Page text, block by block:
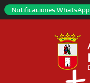
Notificaciones WhatsApp